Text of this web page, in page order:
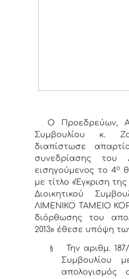
Ο Προεδρεύων,
Συμβουλίου κ.
διαπίστωσε
συνεδρίασης του
εισηγούμενος το 4ο
με τίτλο «Έγκριση
Διοικητικού
ΛΙΜΕΝΙΚΟ ΤΑΜΕΙΟ
διόρθωσης του
2013» έθεσε υπόψη
§
Την αριθμ.
Συμβουλίου
απολογισμός